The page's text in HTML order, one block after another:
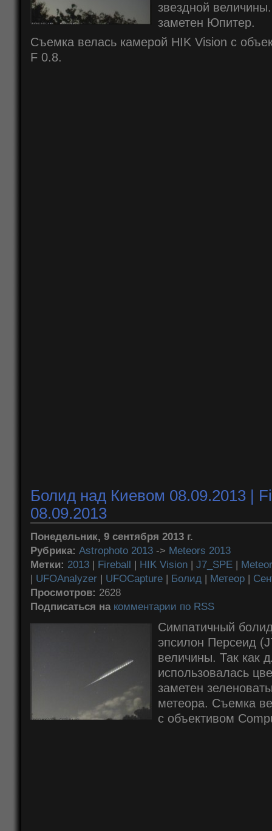
звездной
заметен Юпитер.
Съемка велась камерой HIK Vision с
F 0.8.
Болид над Киевом 08.09.2013 |
08.09.2013
Понедельник, 9 сентября 2013 г.
Рубрика: Astrophoto 2013 -> Meteors 2013
Метки: 2013 | Fireball | HIK Vision | J7_SPE | Meteor
| UFOAnalyzer | UFOCapture | Болид | Метеор |
Просмотров: 2628
Подписаться на комментарии по RSS
Симпатичный
эпсилон Персеид
величины. Так как
использовалась
заметен
метеора. Съемка
с объективом